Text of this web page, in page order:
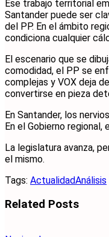
Ese trabajo territorial
Santander puede ser
del PP. En el ámbito
condiciona cualquier
El escenario que se
comodidad, el PP se
complejas y VOX deja
convertirse en pieza
En Santander, los
En el Gobierno regional,
La legislatura avanza,
el mismo.
Tags: ActualidadAnálisis
Related Posts